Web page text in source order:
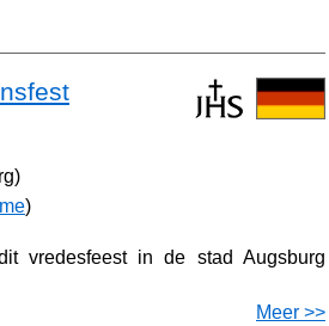
)
vredesfeest in de stad Augsburg
Meer >>